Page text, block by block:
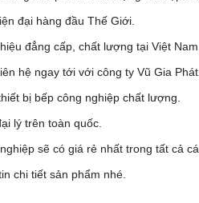
đại hàng đầu Thế Giới.
đẳng cấp, chất lượng tại Việt Nam.
hệ ngay tới với công ty Vũ Gia
bị bếp công nghiệp chất lượng.
lý trên toàn quốc.
sẽ có giá rẻ nhất trong tất cả
chi tiết sản phẩm nhé.